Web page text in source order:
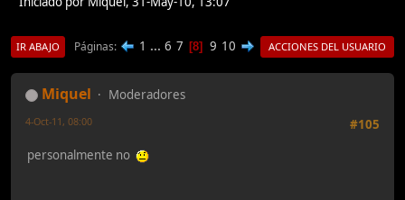
IR ABAJO Páginas 1 ... 6 7 8 9 10 ACCIONES DEL USUARIO
Miquel
Moderadores
#105
4-Oct-11, 08:00
personalmente no